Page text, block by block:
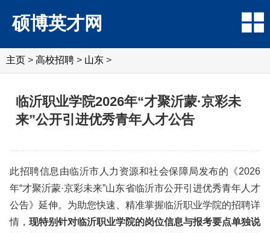
硕博英才网
主页 > 高校招聘 > 山东 >
临沂职业学院2026年“才聚沂蒙·京彩未
来”公开引进优秀青年人才公告
此招聘信息由临沂市人力资源和社会保障局发布的《2026
年“才聚沂蒙·京彩未来”山东省临沂市公开引进优秀青年人才
公告》延伸。为助您快速、精准掌握临沂职业学院的招聘详
情， 现特别针对临沂职业学院的岗位信息与报考要点单独说